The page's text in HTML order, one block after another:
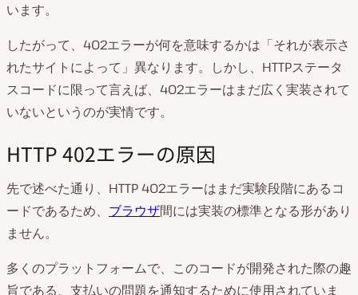
います。
したがって、402エラーが何を意味するかは「それが表示さ
れたサイトによって」異なります。しかし、HTTPステータ
スコードに限って言えば、402エラーはまだ広く実装されて
いないというのが実情です。
HTTP 402エラーの原因
先で述べた通り、HTTP 402エラーはまだ実験段階にあるコ
ードであるため、 ブラウザ間には実装の標準となる形があり
ません。
多くのプラットフォームで、このコードが開発された際の趣
旨である、支払いの問題を通知するために使用されていま